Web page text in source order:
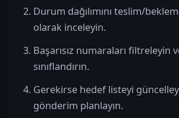
Durum dağılımını teslim/
olarak inceleyin.
Başarısız numaraları filtreleyin
sınıflandırın.
Gerekirse hedef listeyi
gönderim planlayın.